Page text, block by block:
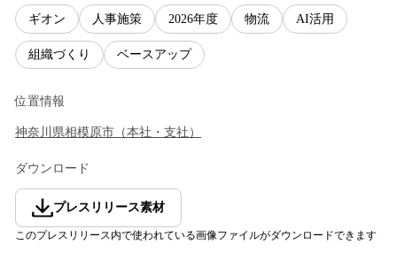
ギオン 人事施策 2026年度 物流 AI活用
組織づくり ベースアップ
位置情報
神奈川県相模原市 （本社・支社 ）
ダウンロード
プレスリリース素材
このプレスリリース内で使われている画像ファイルがダウンロードできます